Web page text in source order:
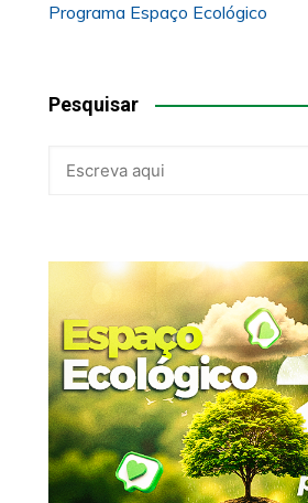
Programa Espaço Ecológico
Pesquisar